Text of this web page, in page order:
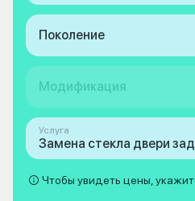
Поколение
Модификация
Услуга
Замена стекла двери
Чтобы увидеть цены,